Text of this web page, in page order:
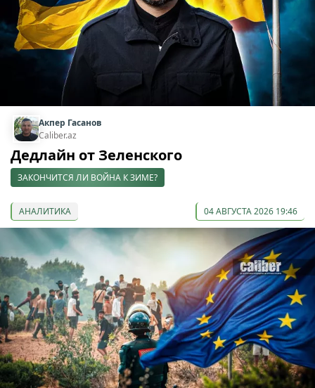
Акпер Гасанов
Caliber.az
Дедлайн от Зеленского
ЗАКОНЧИТСЯ ЛИ ВОЙНА К ЗИМЕ?
АНАЛИТИКА 04 АВГУСТА 2026 19:46